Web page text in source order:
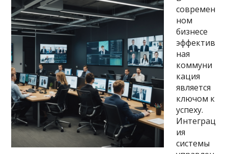
современ
ном
бизнесе
эффектив
ная
коммуни
кация
является
ключом к
успеху.
Интеграц
ия
системы